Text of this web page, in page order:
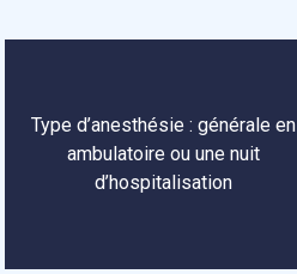
Type d’anesthésie : générale en
ambulatoire ou une nuit
d’hospitalisation